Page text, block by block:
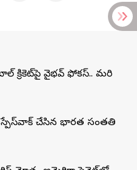
బాల్ క్రికెట్‌పై వైభవ్ ఫోకస్.. మరి
చేసిన భారత సంతతి